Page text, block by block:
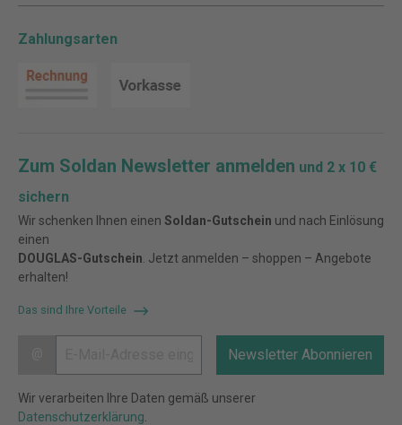
Zahlungsarten
Zum Soldan Newsletter anmelden und 2 x 10 €
sichern
Wir schenken Ihnen einen Soldan-Gutschein und nach Einlösung
einen
DOUGLAS-Gutschein . Jetzt anmelden – shoppen – Angebote
erhalten!
Das sind Ihre Vorteile
Newsletter Abonnieren
Wir verarbeiten Ihre Daten gemäß unserer
Datenschutzerklärung